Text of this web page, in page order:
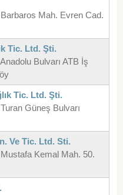
Mah. Evren Cad.
Tic. Ltd. Şti.
Bulvarı ATB İş
Tic. Ltd. Şti.
Güneş Bulvarı
Ve Tic. Ltd. Sti.
Kemal Mah. 50.